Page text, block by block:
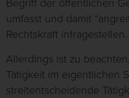
Begriff der öffentlichen
umfasst und damit
Rechtskraft infragestellen.
Allerdings ist zu
Tätigkeit im eigentlichen
streitentscheidende